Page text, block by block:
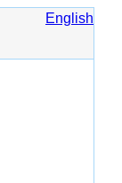
English